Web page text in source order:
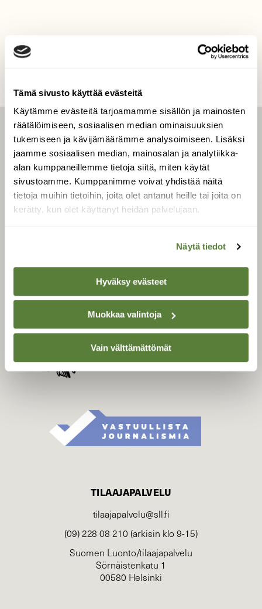
Tämä sivusto käyttää evästeitä
Käytämme evästeitä tarjoamamme sisällön ja mainosten
räätälöimiseen, sosiaalisen median ominaisuuksien
tukemiseen ja kävijämäärämme analysoimiseen. Lisäksi
jaamme sosiaalisen median, mainosalan ja analytiikka-
alan kumppaneillemme tietoja siitä, miten käytät
sivustoamme. Kumppanimme voivat yhdistää näitä
tietoja muihin tietoihin, joita olet antanut heille tai joita on
kerätty, kun olet käyttänyt heidän palvelujaan.
Näytä tiedot
Hyväksy evästeet
Muokkaa valintoja
Vain välttämättömät
LEHTI
Uusin lehti
Tilaa Suomen Luonto
Tilaa digilukuoikeus
Äänestä parasta juttua
SUOMEN LUONNON­
Suomen Luonto -lehden
kustantaja onSuomen
luonnonsuojelu­liitto.
TILAAJAPALVELU
tilaajapalvelu@sll.fi
(09) 228 08 210 (arkisin klo 9-15)
Suomen Luonto/tilaajapalvelu
Sörnäistenkatu 1
00580 Helsinki